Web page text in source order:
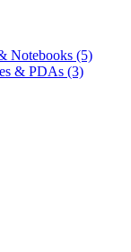
Notebooks (5)
& PDAs (3)